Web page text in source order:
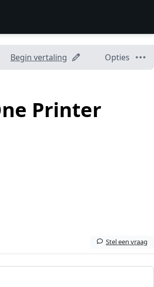
Begin vertaling
Opties
Printer
Stel een vraag